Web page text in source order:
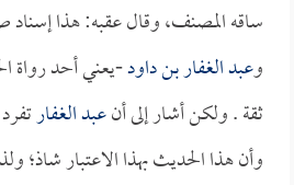
ساقه المصنف، وقال عقبه: هذا
وعبد الغفار بن داود-يعني أحد رواة
ثقة . ولكن أشار إلى أنعبد الغفار
وأن هذا الحديث بهذا الاعتبار شاذ؛